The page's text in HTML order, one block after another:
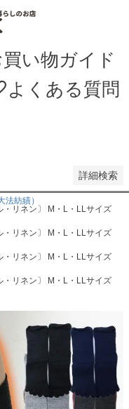
買い物ガイド
よくある質問
詳細検索
法紡績）
・リネン〕 M・L・LLサイズ
・リネン〕 M・L・LLサイズ
・リネン〕 M・L・LLサイズ
・リネン〕 M・L・LLサイズ